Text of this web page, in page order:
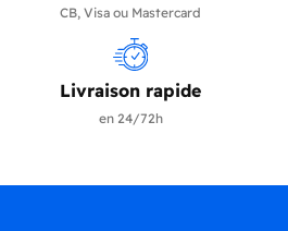
CB, Visa ou Mastercard
Livraison rapide
en 24/72h